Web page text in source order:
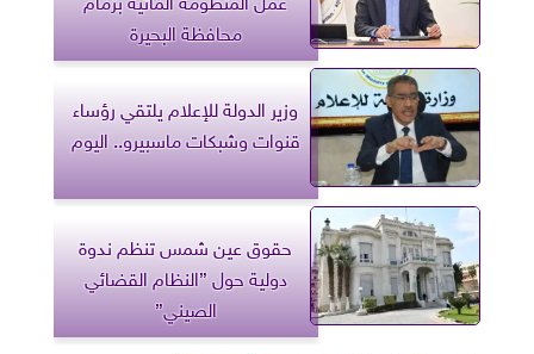
محافظة البحيرة
وزير الدولة للإعلام يلتقي رؤساء
قنوات وشبكات ماسبيرو.. اليوم
حقوق عين شمس تنظم ندوة
دولية حول ”النظام القضائي
الصيني”